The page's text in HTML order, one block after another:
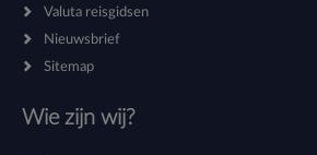
Valuta reisgidsen
Nieuwsbrief
Sitemap
Wie zijn wij?